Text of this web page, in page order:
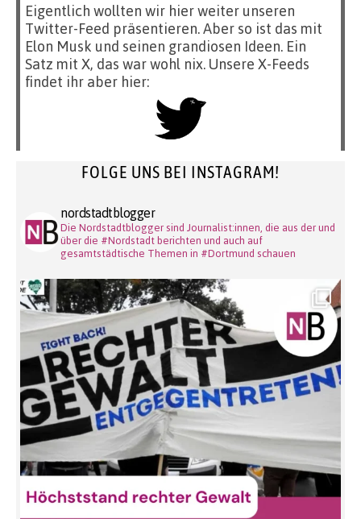
Eigentlich wollten wir hier weiter unseren
Twitter-Feed präsentieren. Aber so ist das mit
Elon Musk und seinen grandiosen Ideen. Ein
Satz mit X, das war wohl nix. Unsere X-Feeds
findet ihr aber hier:
FOLGE UNS BEI INSTAGRAM!
nordstadtblogger
Die Nordstadtblogger sind Journalist:innen, die aus der und
über die #Nordstadt berichten und auch auf
gesamtstädtische Themen in #Dortmund schauen